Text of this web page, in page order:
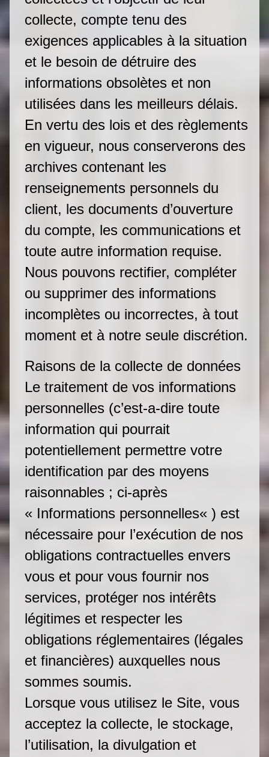
collecte, compte tenu des
exigences applicables à la situation
et le besoin de détruire des
informations obsolètes et non
utilisées dans les meilleurs délais.
En vertu des lois et des règlements
en vigueur, nous conserverons des
archives contenant les
renseignements personnels du
client, les documents d’ouverture
du compte, les communications et
toute autre information requise.
Nous pouvons rectifier, compléter
ou supprimer des informations
incomplètes ou incorrectes, à tout
moment et à notre seule discrétion.
Raisons de la collecte de données
Le traitement de vos informations
personnelles (c’est-a-dire toute
information qui pourrait
potentiellement permettre votre
identification par des moyens
raisonnables ; ci-après
« Informations personnelles« ) est
nécessaire pour l’exécution de nos
obligations contractuelles envers
vous et pour vous fournir nos
services, protéger nos intérêts
légitimes et respecter les
obligations réglementaires (légales
et financières) auxquelles nous
sommes soumis.
Lorsque vous utilisez le Site, vous
acceptez la collecte, le stockage,
l’utilisation, la divulgation et